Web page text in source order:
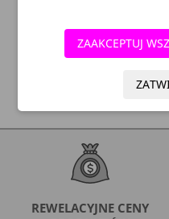
SZYBKA DOSTAWA:
REWELACYJNE CENY
ZAAKCEPTUJ